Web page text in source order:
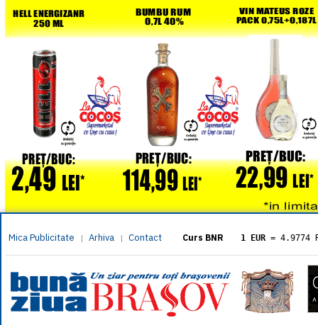
Mica Publicitate | Arhiva | Contact Curs BNR 1 EUR = 4.9774
= 5.8304
1 XAU= 464.4611
1 AED= 1.1933
1 AUD= 2.7957
1 BGN= 2.5449